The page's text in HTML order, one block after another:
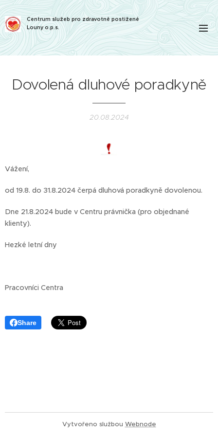
Centrum služeb pro zdravotně postižené
Louny o.p.s.
Dovolená dluhové poradkyně
20.08.2024
Vážení,
od 19.8. do 31.8.2024 čerpá dluhová poradkyně dovolenou.
Dne 21.8.2024 bude v Centru právnička (pro objednané
klienty).
Hezké letní dny
Pracovníci Centra
Share
Vytvořeno službou Webnode